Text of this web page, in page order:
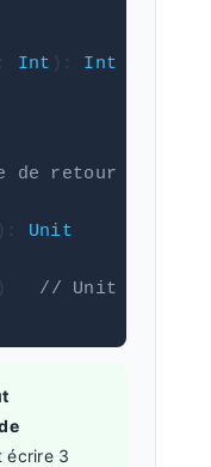
Int ): Int
retour par
): Unit
) // Unit
écrire 3